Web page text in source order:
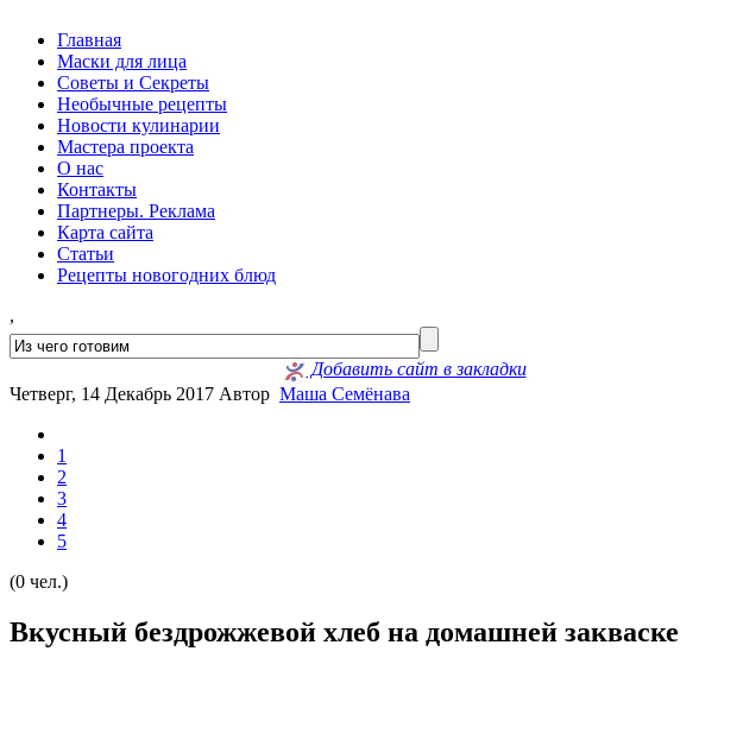
Главная
Маски для лица
Советы и Секреты
Необычные рецепты
Новости кулинарии
Мастера проекта
О нас
Контакты
Партнеры. Реклама
Карта сайта
Статьи
Рецепты новогодних блюд
,
Добавить сайт в закладки
Четверг, 14 Декабрь 2017 Автор Маша Семёнава
1
2
3
4
5
(0 чел.)
Вкусный бездрожжевой хлеб на домашней закваске